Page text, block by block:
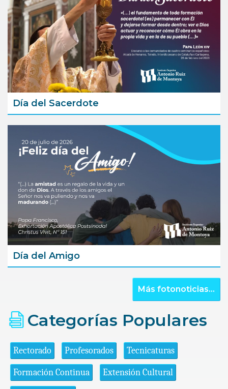
Día del Sacerdote
Día del Amigo
Más fotonoticias...
Categorías Populares
Rectorado Profesorados Tecnicaturas
Formación Continua Extensión Cultural